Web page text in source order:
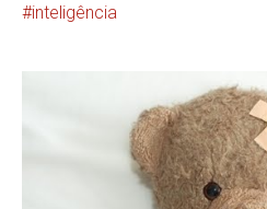
inteligência